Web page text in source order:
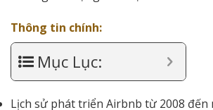
Thông tin chính:
Mục Lục:
Lịch sử phát triển Airbnb từ 2008 đến